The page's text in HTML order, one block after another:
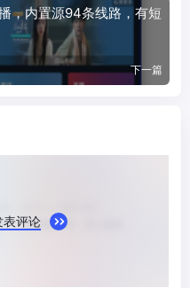
，内置源94条线路，有短
下一篇
表评论